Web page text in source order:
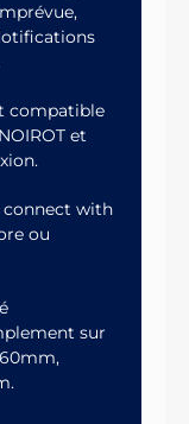
compatible
et
connect with
ou
sur